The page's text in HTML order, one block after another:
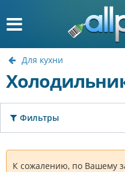
Для кухни
Фильтры
К сожалению, по Вашему